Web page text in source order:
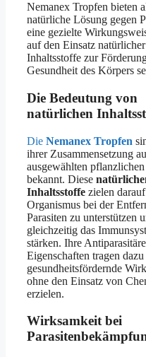
Nemanex Tropfen bieten
natürliche Lösung gegen
eine gezielte
auf den Einsatz natürlicher
Inhaltsstoffe zur
Gesundheit des Körpers
Die Bedeutung von
natürlichen
Die Nemanex Tropfen
ihrer Zusammensetzung
ausgewählten
bekannt. Diese
Inhaltsstoffe zielen
Organismus bei der
Parasiten zu unterstützen
gleichzeitig das
stärken. Ihre
Eigenschaften tragen dazu
gesundheitsfördernde
ohne den Einsatz von
erzielen.
Wirksamkeit bei